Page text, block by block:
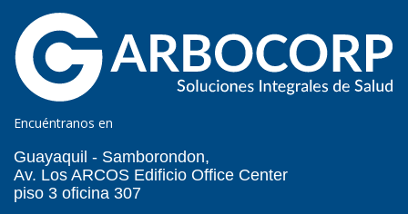
Encuéntranos en
Guayaquil - Samborondon,
Av. Los ARCOS Edificio Office Center
piso 3 oficina 307